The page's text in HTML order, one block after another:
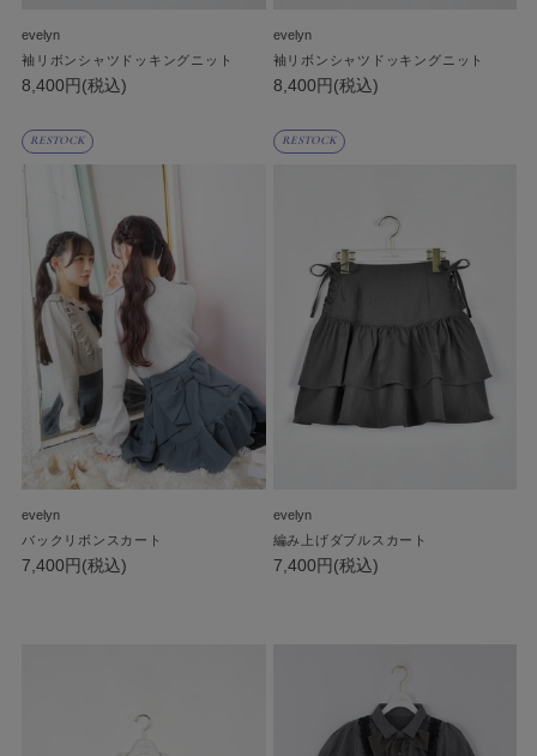
evelyn
袖リボンシャツドッキングニット
8,400円(税込)
evelyn
袖リボンシャツドッキングニット
8,400円(税込)
RESTOCK
evelyn
バックリボンスカート
7,400円(税込)
RESTOCK
evelyn
編み上げダブルスカート
7,400円(税込)